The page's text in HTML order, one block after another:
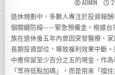
AUTHOR:
ADMIN
退休規劃中，多數人專注於投資報
個關鍵防線——緊急預備金。根據台
族在退休後五年內曾因突發醫療、
長期投資部位，導致複利效果中斷
中應保留至少百分之五的現金，作
「等待低點加碼」，而是用來「擋